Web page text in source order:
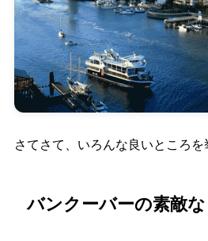
さてさて、いろんな良いところ
バンクーバーの素敵